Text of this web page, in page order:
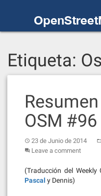
Etiqueta:
OSM
23 de Junio de 2014
Leave a comment
(Traducción del Weekly
Pascal y Dennis)